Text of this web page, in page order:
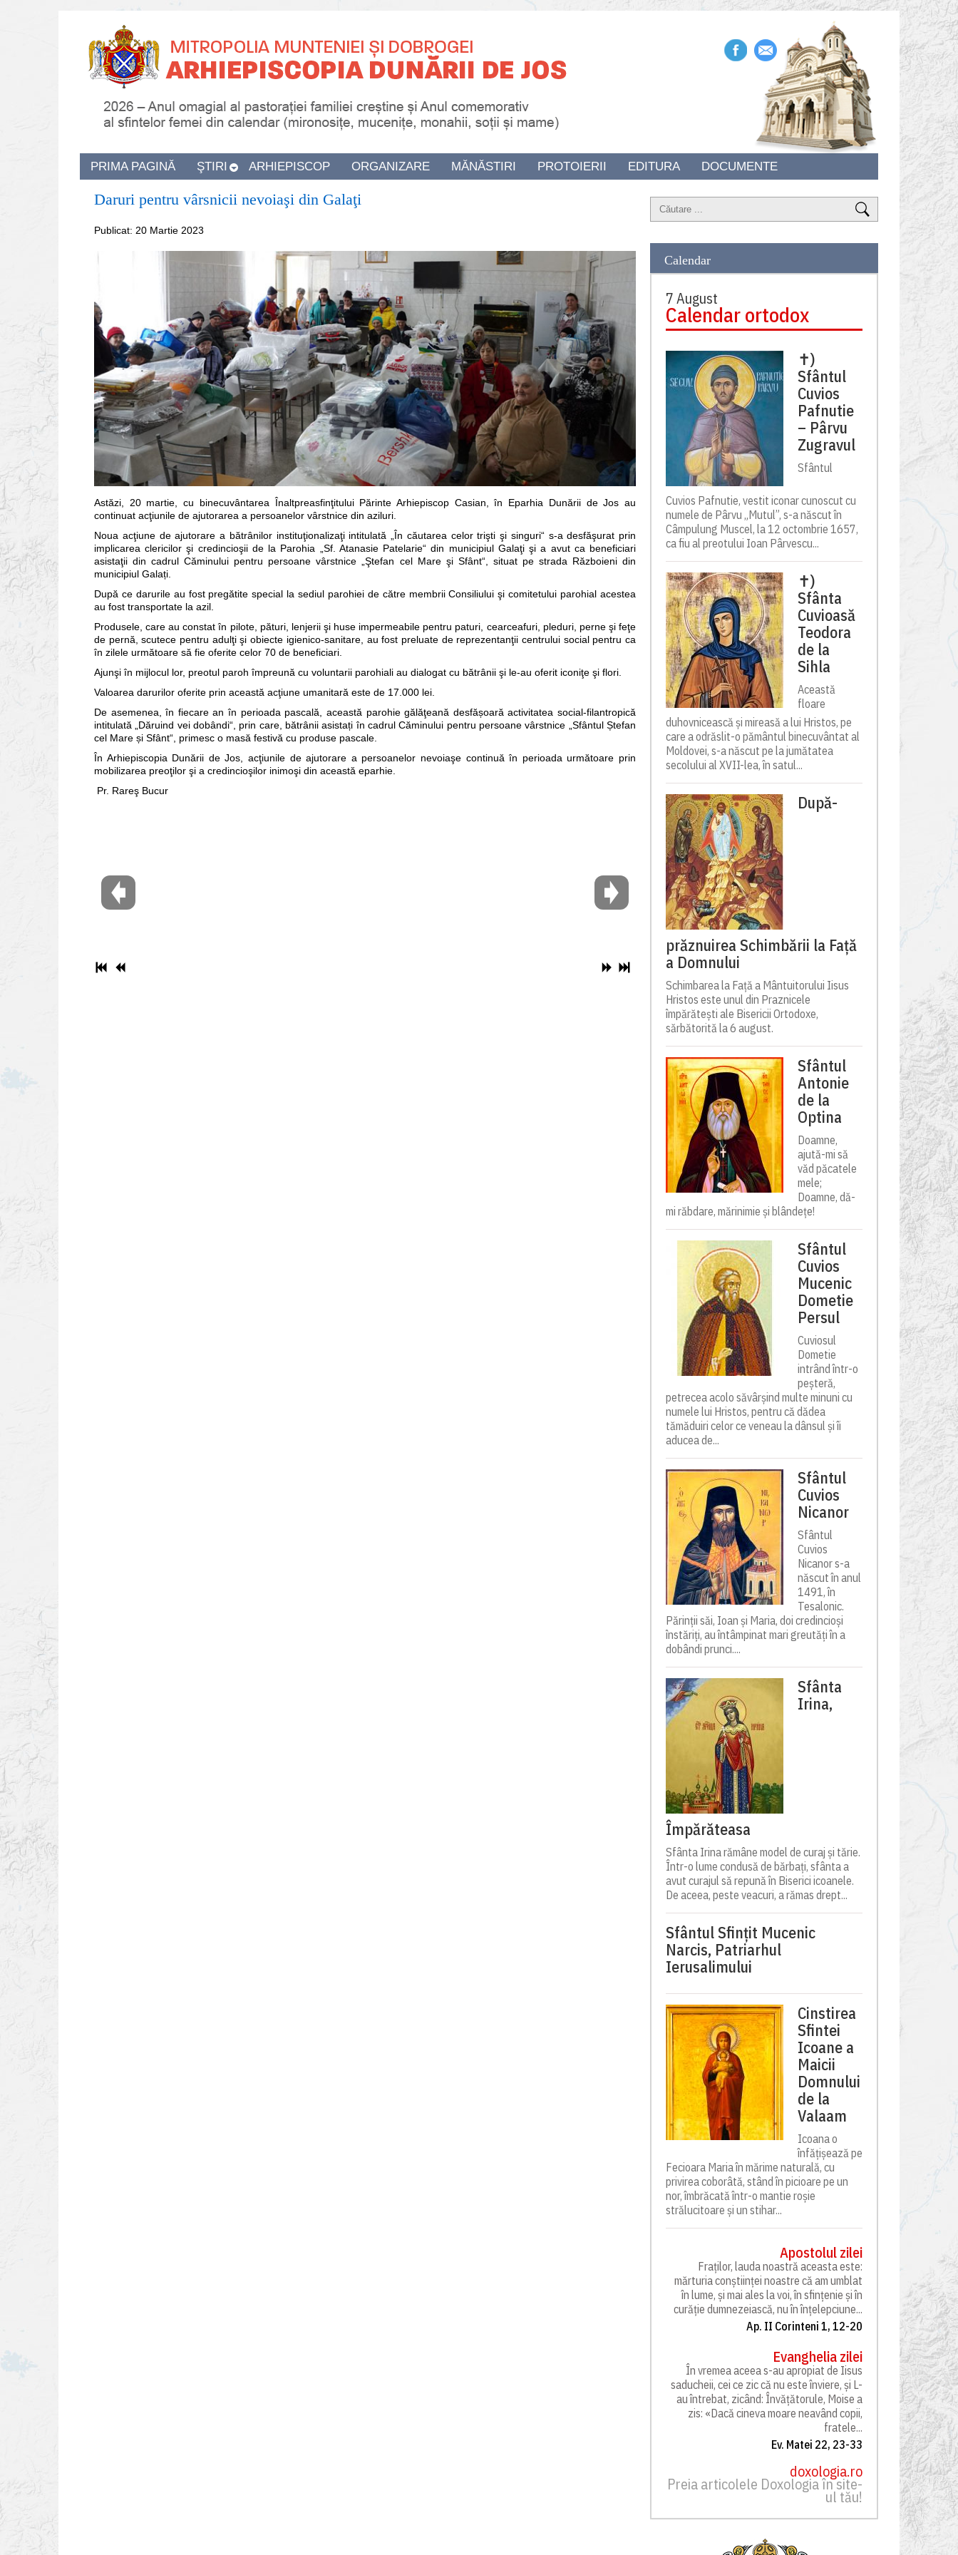
PRIMA PAGINĂ ŞTIRI ARHIEPISCOP ORGANIZARE MĂNĂSTIRI PROTOIERII EDITURA DOCUMENTE
Daruri pentru vârsnicii nevoiaşi din Galaţi
Publicat: 20 Martie 2023
Astăzi, 20 martie, cu binecuvântarea Înaltpreasfinţitului Părinte Arhiepiscop Casian, în Eparhia Dunării de Jos au
continuat acţiunile de ajutorarea a persoanelor vârstnice din aziluri.
Noua acţiune de ajutorare a bătrânilor instituţionalizaţi intitulată „În căutarea celor trişti şi singuri“ s-a desfăşurat prin
implicarea clericilor şi credincioşii de la Parohia „Sf. Atanasie Patelarie“ din municipiul Galaţi şi a avut ca beneficiari
asistaţii din cadrul Căminului pentru persoane vârstnice „Ştefan cel Mare şi Sfânt“, situat pe strada Războieni din
municipiul Galați.
După ce darurile au fost pregătite special la sediul parohiei de către membrii Consiliului şi comitetului parohial acestea
au fost transportate la azil.
Produsele, care au constat în pilote, pături, lenjerii şi huse impermeabile pentru paturi, cearceafuri, pleduri, perne şi feţe
de pernă, scutece pentru adulţi şi obiecte igienico-sanitare, au fost preluate de reprezentanţii centrului social pentru ca
în zilele următoare să fie oferite celor 70 de beneficiari.
Ajunşi în mijlocul lor, preotul paroh împreună cu voluntarii parohiali au dialogat cu bătrânii şi le-au oferit iconiţe şi flori.
Valoarea darurilor oferite prin această acţiune umanitară este de 17.000 lei.
De asemenea, în fiecare an în perioada pascală, această parohie gălăţeană desfășoară activitatea social-filantropică
intitulată „Dăruind vei dobândi“, prin care, bătrânii asistați în cadrul Căminului pentru persoane vârstnice „Sfântul Ștefan
cel Mare și Sfânt“, primesc o masă festivă cu produse pascale.
În Arhiepiscopia Dunării de Jos, acţiunile de ajutorare a persoanelor nevoiaşe continuă în perioada următoare prin
mobilizarea preoţilor şi a credincioşilor inimoşi din această eparhie.
Pr. Rareş Bucur
Calendar
7 August
Calendar ortodox
✝)
Sfântul
Cuvios
Pafnutie
– Pârvu
Zugravul
Sfântul
Cuvios Pafnutie, vestit iconar cunoscut cu
numele de Pârvu „Mutul”, s-a născut în
Câmpulung Muscel, la 12 octombrie 1657,
ca fiu al preotului Ioan Pârvescu...
✝)
Sfânta
Cuvioasă
Teodora
de la
Sihla
Această
floare
duhovnicească și mireasă a lui Hristos, pe
care a odrăslit-o pământul binecuvântat al
Moldovei, s-a născut pe la jumătatea
secolului al XVII-lea, în satul...
După-
prăznuirea Schimbării la Față
a Domnului
Schimbarea la Față a Mântuitorului Iisus
Hristos este unul din Praznicele
împărătești ale Bisericii Ortodoxe,
sărbătorită la 6 august.
Sfântul
Antonie
de la
Optina
Doamne,
ajută-mi să
văd păcatele
mele;
Doamne, dă-
mi răbdare, mărinimie şi blândeţe!
Sfântul
Cuvios
Mucenic
Dometie
Persul
Cuviosul
Dometie
intrând într-o
peșteră,
petrecea acolo săvârșind multe minuni cu
numele lui Hristos, pentru că dădea
tămăduiri celor ce veneau la dânsul și îi
aducea de...
Sfântul
Cuvios
Nicanor
Sfântul
Cuvios
Nicanor s-a
născut în anul
1491, în
Tesalonic.
Părinții săi, Ioan și Maria, doi credincioși
înstăriți, au întâmpinat mari greutăți în a
dobândi prunci....
Sfânta
Irina,
Împărăteasa
Sfânta Irina rămâne model de curaj și tărie.
Într-o lume condusă de bărbați, sfânta a
avut curajul să repună în Biserici icoanele.
De aceea, peste veacuri, a rămas drept...
Sfântul Sfinţit Mucenic
Narcis, Patriarhul
Ierusalimului
Cinstirea
Sfintei
Icoane a
Maicii
Domnului
de la
Valaam
Icoana o
înfățișează pe
Fecioara Maria în mărime naturală, cu
privirea coborâtă, stând în picioare pe un
nor, îmbrăcată într-o mantie roșie
strălucitoare și un stihar...
Apostolul zilei
Fraților, lauda noastră aceasta este:
mărturia conștiinței noastre că am umblat
în lume, și mai ales la voi, în sfințenie și în
curăție dumnezeiască, nu în înțelepciune...
Ap. II Corinteni 1, 12-20
Evanghelia zilei
În vremea aceea s-au apropiat de Iisus
saducheii, cei ce zic că nu este înviere, și L-
au întrebat, zicând: Învățătorule, Moise a
zis: «Dacă cineva moare neavând copii,
fratele...
Ev. Matei 22, 23-33
doxologia.ro
Preia articolele Doxologia în site-
ul tău!